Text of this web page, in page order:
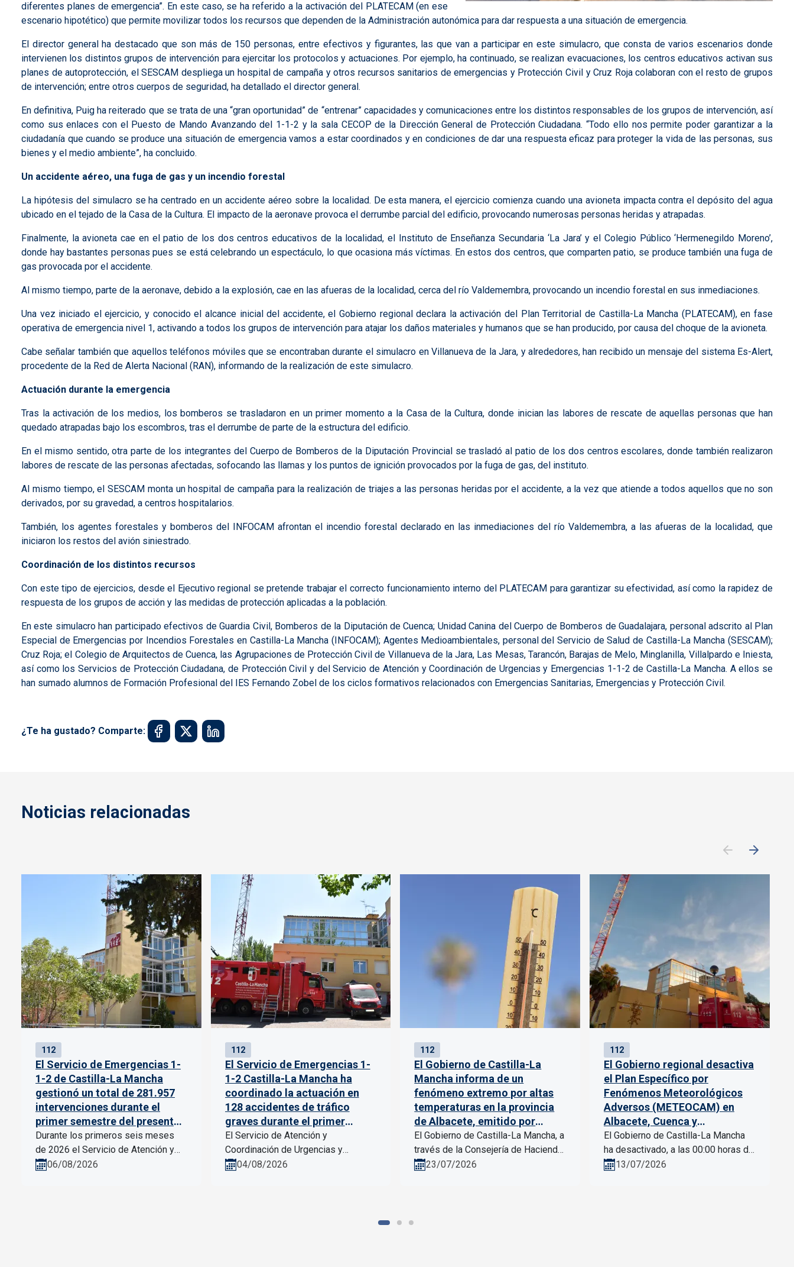
diferentes planes de emergencia”. En este caso, se ha referido a la activación del PLATECAM (en ese
escenario hipotético) que permite movilizar todos los recursos que dependen de la Administración autonómica para dar respuesta a una situación de emergencia.
El director general ha destacado que son más de 150 personas, entre efectivos y figurantes, las que van a participar en este simulacro, que consta de varios escenarios donde
intervienen los distintos grupos de intervención para ejercitar los protocolos y actuaciones. Por ejemplo, ha continuado, se realizan evacuaciones, los centros educativos activan sus
planes de autoprotección, el SESCAM despliega un hospital de campaña y otros recursos sanitarios de emergencias y Protección Civil y Cruz Roja colaboran con el resto de grupos
de intervención; entre otros cuerpos de seguridad, ha detallado el director general.
En definitiva, Puig ha reiterado que se trata de una “gran oportunidad” de “entrenar” capacidades y comunicaciones entre los distintos responsables de los grupos de intervención, así
como sus enlaces con el Puesto de Mando Avanzando del 1-1-2 y la sala CECOP de la Dirección General de Protección Ciudadana. “Todo ello nos permite poder garantizar a la
ciudadanía que cuando se produce una situación de emergencia vamos a estar coordinados y en condiciones de dar una respuesta eficaz para proteger la vida de las personas, sus
bienes y el medio ambiente”, ha concluido.
Un accidente aéreo, una fuga de gas y un incendio forestal
La hipótesis del simulacro se ha centrado en un accidente aéreo sobre la localidad. De esta manera, el ejercicio comienza cuando una avioneta impacta contra el depósito del agua
ubicado en el tejado de la Casa de la Cultura. El impacto de la aeronave provoca el derrumbe parcial del edificio, provocando numerosas personas heridas y atrapadas.
Finalmente, la avioneta cae en el patio de los dos centros educativos de la localidad, el Instituto de Enseñanza Secundaria ‘La Jara’ y el Colegio Público ‘Hermenegildo Moreno’,
donde hay bastantes personas pues se está celebrando un espectáculo, lo que ocasiona más víctimas. En estos dos centros, que comparten patio, se produce también una fuga de
gas provocada por el accidente.
Al mismo tiempo, parte de la aeronave, debido a la explosión, cae en las afueras de la localidad, cerca del río Valdemembra, provocando un incendio forestal en sus inmediaciones.
Una vez iniciado el ejercicio, y conocido el alcance inicial del accidente, el Gobierno regional declara la activación del Plan Territorial de Castilla-La Mancha (PLATECAM), en fase
operativa de emergencia nivel 1, activando a todos los grupos de intervención para atajar los daños materiales y humanos que se han producido, por causa del choque de la avioneta.
Cabe señalar también que aquellos teléfonos móviles que se encontraban durante el simulacro en Villanueva de la Jara, y alrededores, han recibido un mensaje del sistema Es-Alert,
procedente de la Red de Alerta Nacional (RAN), informando de la realización de este simulacro.
Actuación durante la emergencia
Tras la activación de los medios, los bomberos se trasladaron en un primer momento a la Casa de la Cultura, donde inician las labores de rescate de aquellas personas que han
quedado atrapadas bajo los escombros, tras el derrumbe de parte de la estructura del edificio.
En el mismo sentido, otra parte de los integrantes del Cuerpo de Bomberos de la Diputación Provincial se trasladó al patio de los dos centros escolares, donde también realizaron
labores de rescate de las personas afectadas, sofocando las llamas y los puntos de ignición provocados por la fuga de gas, del instituto.
Al mismo tiempo, el SESCAM monta un hospital de campaña para la realización de triajes a las personas heridas por el accidente, a la vez que atiende a todos aquellos que no son
derivados, por su gravedad, a centros hospitalarios.
También, los agentes forestales y bomberos del INFOCAM afrontan el incendio forestal declarado en las inmediaciones del río Valdemembra, a las afueras de la localidad, que
iniciaron los restos del avión siniestrado.
Coordinación de los distintos recursos
Con este tipo de ejercicios, desde el Ejecutivo regional se pretende trabajar el correcto funcionamiento interno del PLATECAM para garantizar su efectividad, así como la rapidez de
respuesta de los grupos de acción y las medidas de protección aplicadas a la población.
En este simulacro han participado efectivos de Guardia Civil, Bomberos de la Diputación de Cuenca; Unidad Canina del Cuerpo de Bomberos de Guadalajara, personal adscrito al Plan
Especial de Emergencias por Incendios Forestales en Castilla-La Mancha (INFOCAM); Agentes Medioambientales, personal del Servicio de Salud de Castilla-La Mancha (SESCAM);
Cruz Roja; el Colegio de Arquitectos de Cuenca, las Agrupaciones de Protección Civil de Villanueva de la Jara, Las Mesas, Tarancón, Barajas de Melo, Minglanilla, Villalpardo e Iniesta,
así como los Servicios de Protección Ciudadana, de Protección Civil y del Servicio de Atención y Coordinación de Urgencias y Emergencias 1-1-2 de Castilla-La Mancha. A ellos se
han sumado alumnos de Formación Profesional del IES Fernando Zobel de los ciclos formativos relacionados con Emergencias Sanitarias, Emergencias y Protección Civil.
¿Te ha gustado? Comparte:
Noticias relacionadas
112
El Servicio de Emergencias 1-
1-2 de Castilla-La Mancha
gestionó un total de 281.957
intervenciones durante el
primer semestre del presente
año
Durante los primeros seis meses
de 2026 el Servicio de Atención y
Coordinación de Urgencias y
06/08/2026
112
El Servicio de Emergencias 1-
1-2 Castilla-La Mancha ha
coordinado la actuación en
128 accidentes de tráfico
graves durante el primer
semestre
El Servicio de Atención y
Coordinación de Urgencias y
Emergencias 1-1-2 de Castilla-La
04/08/2026
112
El Gobierno de Castilla-La
Mancha informa de un
fenómeno extremo por altas
temperaturas en la provincia
de Albacete, emitido por
AEMET
El Gobierno de Castilla-La Mancha, a
través de la Consejería de Hacienda,
Administraciones Públicas y
23/07/2026
112
El Gobierno regional desactiva
el Plan Específico por
Fenómenos Meteorológicos
Adversos (METEOCAM) en
Albacete, Cuenca y
Guadalajara
El Gobierno de Castilla-La Mancha
ha desactivado, a las 00:00 horas de
hoy, el Plan Específico ante el
13/07/2026